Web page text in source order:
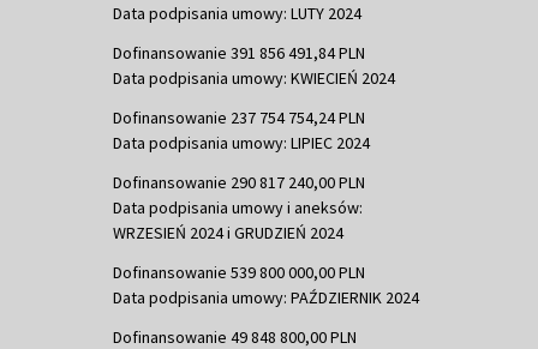
Data podpisania umowy: LUTY 2024
Dofinansowanie 391 856 491,84 PLN
Data podpisania umowy: KWIECIEŃ 2024
Dofinansowanie 237 754 754,24 PLN
Data podpisania umowy: LIPIEC 2024
Dofinansowanie 290 817 240,00 PLN
Data podpisania umowy i aneksów:
WRZESIEŃ 2024 i GRUDZIEŃ 2024
Dofinansowanie 539 800 000,00 PLN
Data podpisania umowy: PAŹDZIERNIK 2024
Dofinansowanie 49 848 800,00 PLN